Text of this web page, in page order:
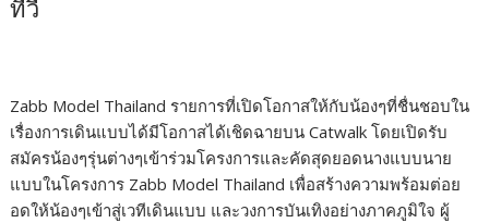
ทีวี
Zabb Model Thailand รายการที่เปิดโอกาสให้กับน้องๆที่ชื่นชอบใน
เรื่องการเดินแบบได้มีโอกาสได้เชิดฉายบน Catwalk โดยเปิดรับ
สมัครน้องๆรุ่นต่างๆเข้าร่วมโครงการและคัดสุดยอดนางแบบนาย
แบบในโครงการ Zabb Model Thailand เพื่อสร้างความพร้อมต่อย
อดให้น้องๆเข้าสู่เวทีเดินแบบ และวงการบันเทิงอย่างภาคภูมิใจ ผู้